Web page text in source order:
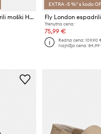
Tommy Hilfiger espadrili moški HILFIGER CHAMBRAY ESPADRILLE
EXTRA -5 %* s kodo
Trenutna cena:
75,99 €
Redna cena:109,90
Najnižja cena: